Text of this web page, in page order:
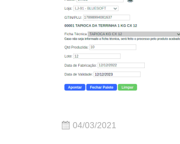
04/03/2021